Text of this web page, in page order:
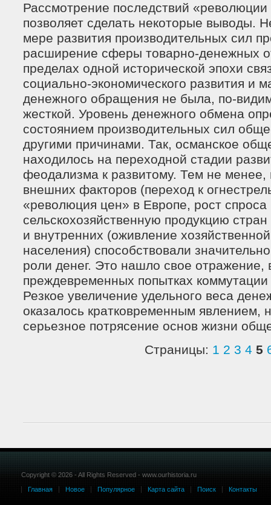
Рассмотрение последствий
позволяет сделать некоторые выводы.
мере развития производительных сил
расширение сферы товарно-денежных
пределах одной исторической эпохи
социально-экономического развития и
денежного обращения не была, по-
жесткой. Уровень денежного обмена
состоянием производительных сил
другими причинами. Так, османское
находилось на переходной стадии
феодализма к развитому. Тем не менее,
внешних факторов (переход к
«революция цен» в Европе, рост спроса
сельскохозяйственную продукцию
и внутренних (оживление
населения) способствовали
роли денег. Это нашло свое отражение,
преждевременных попытках
Резкое увеличение удельного веса
оказалось кратковременным явлением,
серьезное потрясение основ жизни
Страницы: 1 2 3 4 5
Copyright © 2026 - All Rights Reserved - www.ourhistoria.ru
Главная
Новое Популярное Карта сайта Поиск Контакты